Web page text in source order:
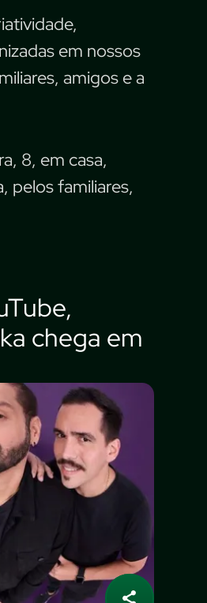
em nossos
amigos e a
8, em casa,
pelos familiares,
chega em